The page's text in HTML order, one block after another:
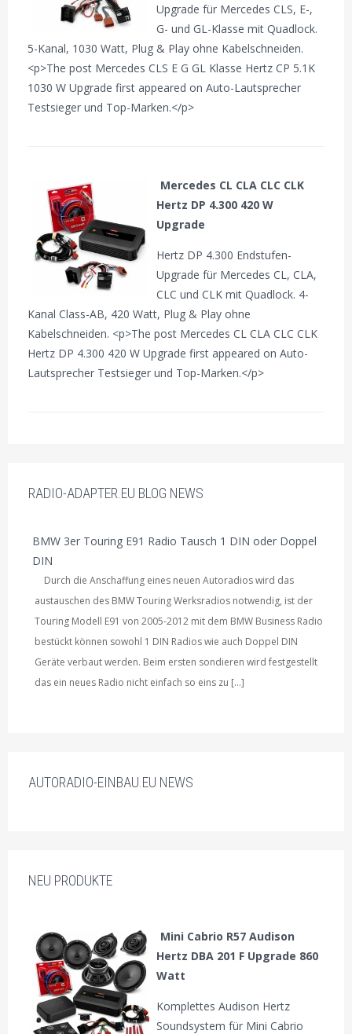
Upgrade für Mercedes CLS, E-,
G- und GL-Klasse mit Quadlock.
5-Kanal, 1030 Watt, Plug & Play ohne Kabelschneiden.
<p>The post Mercedes CLS E G GL Klasse Hertz CP 5.1K
1030 W Upgrade first appeared on Auto-Lautsprecher
Testsieger und Top-Marken.</p>
Mercedes CL CLA CLC CLK
Hertz DP 4.300 420 W
Upgrade
Hertz DP 4.300 Endstufen-
Upgrade für Mercedes CL, CLA,
CLC und CLK mit Quadlock. 4-
Kanal Class-AB, 420 Watt, Plug & Play ohne
Kabelschneiden. <p>The post Mercedes CL CLA CLC CLK
Hertz DP 4.300 420 W Upgrade first appeared on Auto-
Lautsprecher Testsieger und Top-Marken.</p>
RADIO-ADAPTER.EU BLOG NEWS
BMW 3er Touring E91 Radio Tausch 1 DIN oder Doppel
DIN
Durch die Anschaffung eines neuen Autoradios wird das
austauschen des BMW Touring Werksradios notwendig, ist der
Touring Modell E91 von 2005-2012 mit dem BMW Business Radio
bestückt können sowohl 1 DIN Radios wie auch Doppel DIN
Geräte verbaut werden. Beim ersten sondieren wird festgestellt
das ein neues Radio nicht einfach so eins zu […]
AUTORADIO-EINBAU.EU NEWS
NEU PRODUKTE
Mini Cabrio R57 Audison
Hertz DBA 201 F Upgrade 860
Watt
Komplettes Audison Hertz
Soundsystem für Mini Cabrio